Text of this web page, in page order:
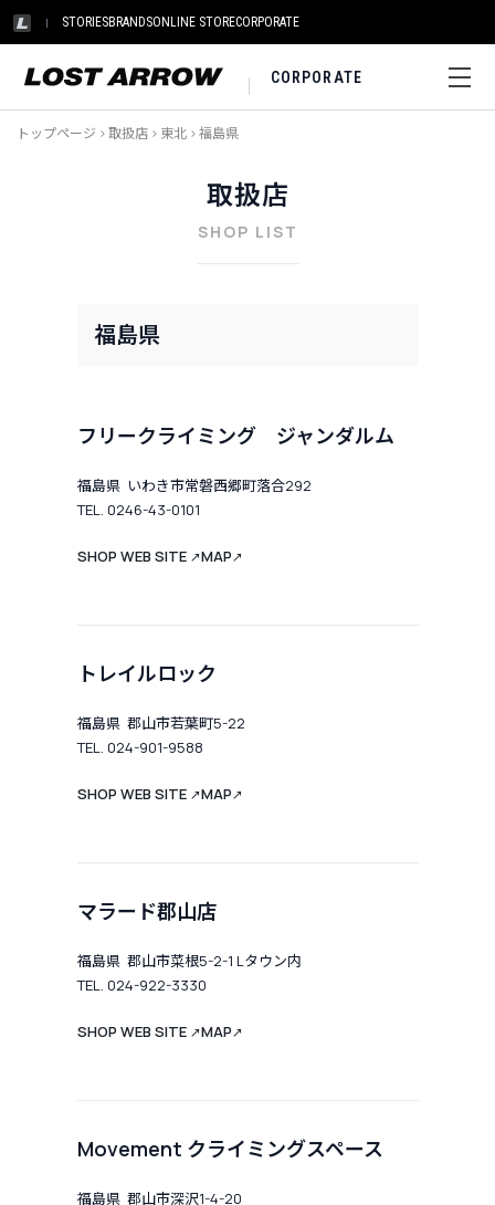
STORIESBRANDSONLINE STORECORPORATE
CORPORATE
トップページ >取扱店 > 東北 >福島県
取扱店
SHOP LIST
福島県
フリークライミング ジャンダルム
福島県 いわき市常磐西郷町落合292
TEL. 0246-43-0101
SHOP WEB SITE ↗MAP↗
トレイルロック
福島県 郡山市若葉町5-22
TEL. 024-901-9588
SHOP WEB SITE ↗MAP↗
マラード郡山店
福島県 郡山市菜根5-2-1 Lタウン内
TEL. 024-922-3330
SHOP WEB SITE ↗MAP↗
Movement クライミングスペース
福島県 郡山市深沢1-4-20